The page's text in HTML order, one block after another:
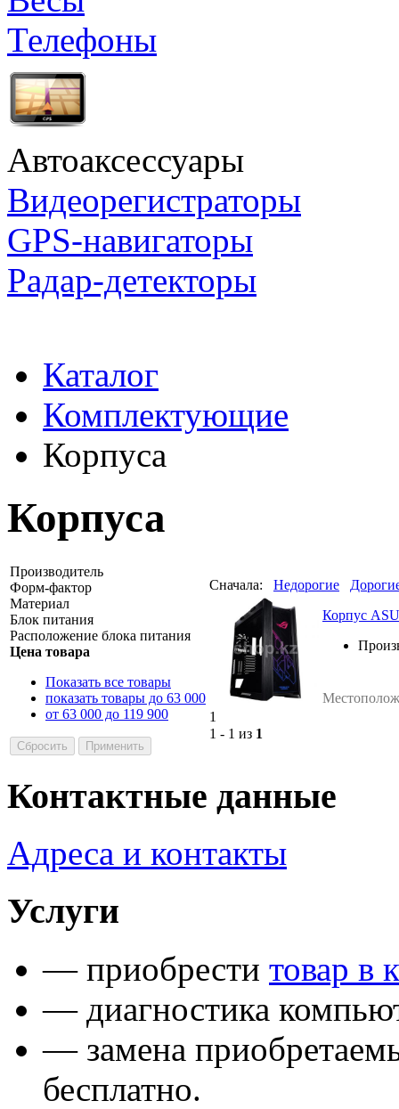
Телефоны
Автоаксессуары
Видеорегистраторы
GPS-навигаторы
Радар-детекторы
Каталог
Комплектующие
Корпуса
Корпуса
Производитель
Форм-фактор
Материал
Блок питания
Расположение блока питания
Цена товара
Показать все товары
показать товары до 63 000
от 63 000 до 119 900
Сначала: Недорогие
Корпус
1
1 - 1 из 1
Контактные данные
Адреса и контакты
Услуги
— приобрести товар в
— диагностика
— замена
бесплатно.